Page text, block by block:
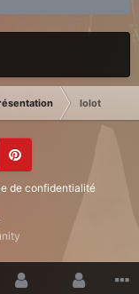
lolot
de confidentialité